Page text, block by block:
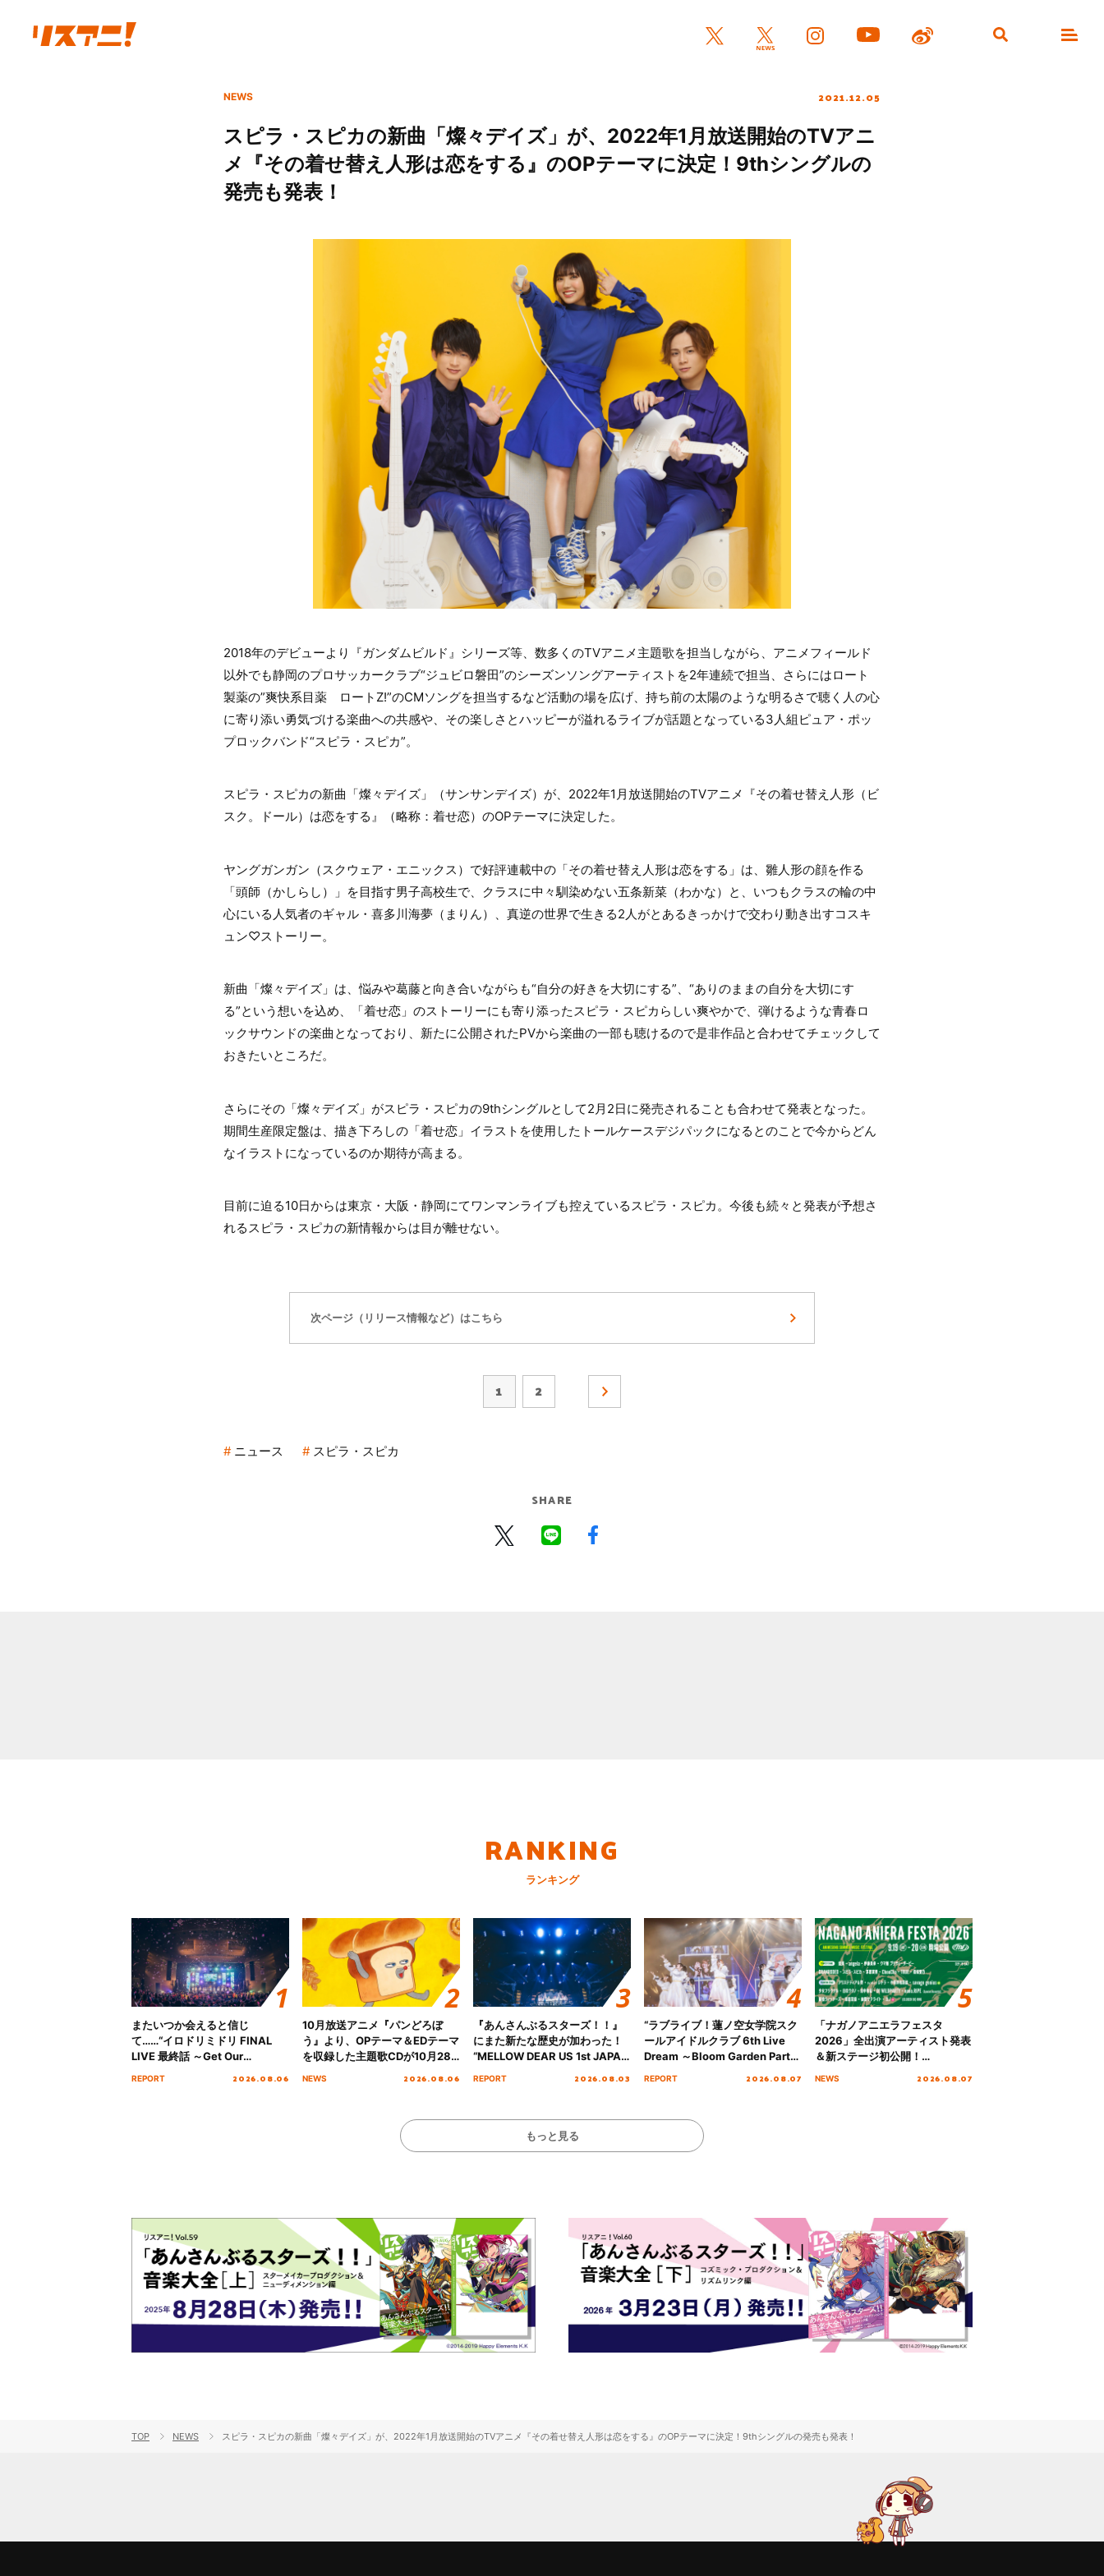
NEWS 2021.12.05
スピラ・スピカの新曲「燦々デイズ」が、2022年1月放送開始のTVアニ
メ『その着せ替え人形は恋をする』のOPテーマに決定！9thシングルの
発売も発表！
2018年のデビューより『ガンダムビルド』シリーズ等、数多くのTVアニメ主題歌を担当しながら、アニメフィールド
以外でも静岡のプロサッカークラブ“ジュビロ磐田”のシーズンソングアーティストを2年連続で担当、さらにはロート
製薬の”爽快系目薬 ロートZ!”のCMソングを担当するなど活動の場を広げ、持ち前の太陽のような明るさで聴く人の心
に寄り添い勇気づける楽曲への共感や、その楽しさとハッピーが溢れるライブが話題となっている3人組ピュア・ポッ
プロックバンド“スピラ・スピカ”。
スピラ・スピカの新曲「燦々デイズ」（サンサンデイズ）が、2022年1月放送開始のTVアニメ『その着せ替え人形（ビ
スク。ドール）は恋をする』（略称：着せ恋）のOPテーマに決定した。
ヤングガンガン（スクウェア・エニックス）で好評連載中の「その着せ替え人形は恋をする」は、雛人形の顔を作る
「頭師（かしらし）」を目指す男子高校生で、クラスに中々馴染めない五条新菜（わかな）と、いつもクラスの輪の中
心にいる人気者のギャル・喜多川海夢（まりん）、真逆の世界で生きる2人がとあるきっかけで交わり動き出すコスキ
ュン♡ストーリー。
新曲「燦々デイズ」は、悩みや葛藤と向き合いながらも“自分の好きを大切にする”、“ありのままの自分を大切にす
る”という想いを込め、「着せ恋」のストーリーにも寄り添ったスピラ・スピカらしい爽やかで、弾けるような青春ロ
ックサウンドの楽曲となっており、新たに公開されたPVから楽曲の一部も聴けるので是非作品と合わせてチェックして
おきたいところだ。
さらにその「燦々デイズ」がスピラ・スピカの9thシングルとして2月2日に発売されることも合わせて発表となった。
期間生産限定盤は、描き下ろしの「着せ恋」イラストを使用したトールケースデジパックになるとのことで今からどん
なイラストになっているのか期待が高まる。
目前に迫る10日からは東京・大阪・静岡にてワンマンライブも控えているスピラ・スピカ。今後も続々と発表が予想さ
れるスピラ・スピカの新情報からは目が離せない。
次ページ（リリース情報など）はこちら
1 2
ニュース スピラ・スピカ
SHARE
RANKING
ランキング
またいつか会えると信じ
て……“イロドリミドリ FINAL
LIVE 最終話 ～Get Our
REPORT 2026.08.06
10月放送アニメ『パンどろぼ
う』より、OPテーマ＆EDテーマ
を収録した主題歌CDが10月28
NEWS 2026.08.06
『あんさんぶるスターズ！！』
にまた新たな歴史が加わった！
“MELLOW DEAR US 1st JAPAN
!!」Dear 横浜BUNTAI”をレポー
REPORT 2026.08.03
“ラブライブ！蓮ノ空女学院スク
ールアイドルクラブ 6th Live
Dream ～Bloom Garden Party
REPORT 2026.08.07
「ナガノアニエラフェスタ
2026」全出演アーティスト発表
＆新ステージ初公開！
初となる第3ステージの全貌が明
NEWS 2026.08.07
もっと見る
TOP NEWS スピラ・スピカの新曲「燦々デイズ」が、2022年1月放送開始のTVアニメ『その着せ替え人形は恋をする』のOPテーマに決定！9thシングルの発売も発表！